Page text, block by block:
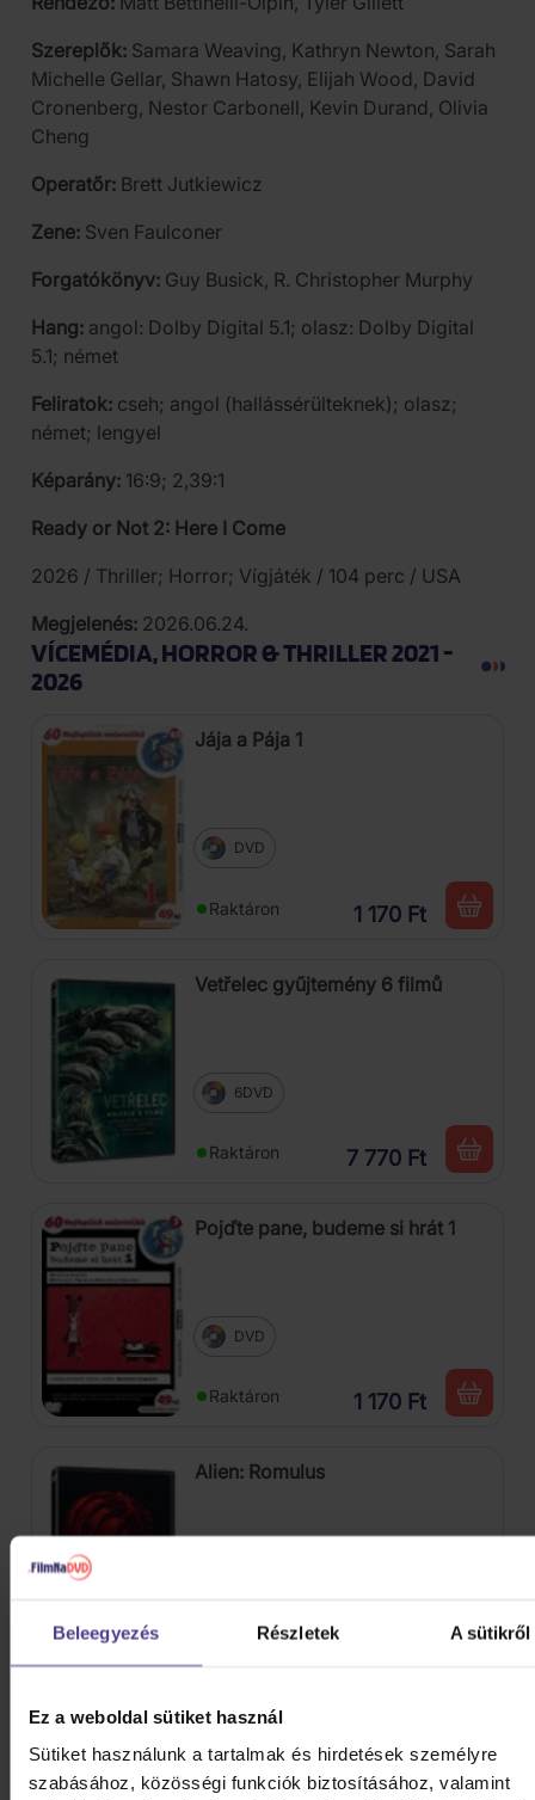
Beleegyezés Részletek A sütikről
Ez a weboldal sütiket használ
Sütiket használunk a tartalmak és hirdetések személyre
szabásához, közösségi funkciók biztosításához, valamint
Szereplők: Samara Weaving, Kathryn Newton, Sarah
Michelle Gellar, Shawn Hatosy, Elijah Wood, David
Cronenberg, Nestor Carbonell, Kevin Durand, Olivia
Cheng
Operatőr: Brett Jutkiewicz
Zene: Sven Faulconer
Forgatókönyv: Guy Busick, R. Christopher Murphy
Hang: angol: Dolby Digital 5.1; olasz: Dolby Digital
5.1; német
Feliratok: cseh; angol (hallássérülteknek); olasz;
német; lengyel
Képarány: 16:9; 2,39:1
Ready or Not 2: Here I Come
2026 / Thriller; Horror; Vígjáték / 104 perc / USA
Megjelenés: 2026.06.24.
VÍCEMÉDIA, HORROR & THRILLER 2021 -
2026
Jája a Pája 1
DVD
Raktáron 1 170 Ft
Vetřelec gyűjtemény 6 filmů
6DVD
Raktáron 7 770 Ft
Pojďte pane, budeme si hrát 1
DVD
Raktáron 1 170 Ft
Alien: Romulus
Raktáron
Mach a Šebestová